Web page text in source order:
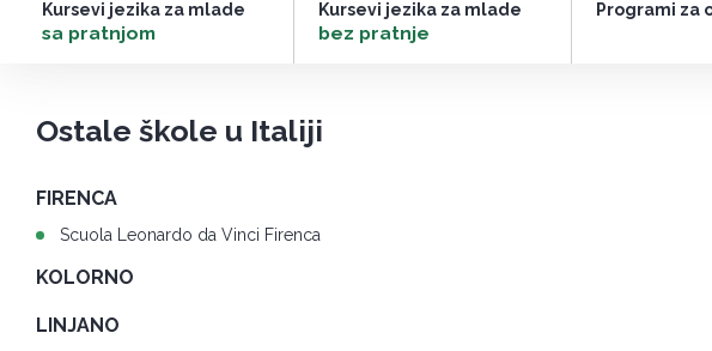
Kursevi jezika za mlade
–
sa pratnjom
Kursevi jezika za mlade
–
bez pratnje
Programi za
Ostale škole u Italiji
FIRENCA
Scuola Leonardo da Vinci Firenca
KOLORNO
LINJANO